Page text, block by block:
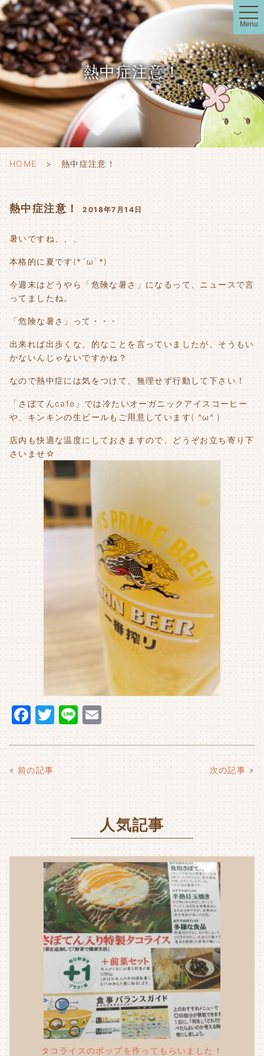
t
o
g
g
l
e
n
a
v
i
g
a
t
i
o
n
Menu
熱中症注意！
HOME 熱中症注意！
熱中症注意！ 2018年7月14日
暑いですね、、、
本格的に夏です(*´ω`*)
今週末はどうやら「危険な暑さ」になるって、ニュースで言
ってましたね。
「危険な暑さ」って・・・
出来れば出歩くな、的なことを言っていましたが、そうもい
かないんじゃないですかね？
なので熱中症には気をつけて、無理せず行動して下さい！
「さぼてんcafe」では冷たいオーガニックアイスコーヒー
や、キンキンの生ビールもご用意しています( ^ω^ )
店内も快適な温度にしておきますので、どうぞお立ち寄り下
さいませ☆
F
c
e
T
it
Li
e
m
ai
« 前の記事 次の記事 »
人気記事
タコライスのポップを作ってもらいました！